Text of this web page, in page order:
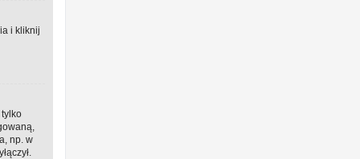
i kliknij
tylko
np. w